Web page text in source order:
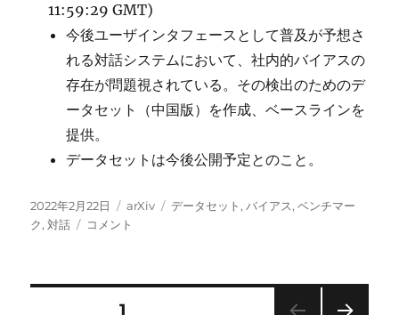
11:59:29 GMT)
今後ユーザインタフェースとして普及が予想さ
れる対話システムにおいて、社内的バイアスの
存在が問題視されている。その検出のためのデ
ータセット（中国版）を作成、ベースラインを
提供。
データセットは今後公開予定とのこと。
投
稿
2022年2月22日
カ
テ
arXiv
タ
データセット , バイアス,ベンチマー
ク,対話
対
コメント
固定ページ1